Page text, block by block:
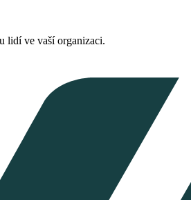
lidí ve vaší organizaci.